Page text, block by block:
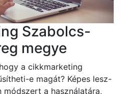
Szabolcs-
megye
a cikkmarketing
e magát? Képes lesz-
a használatára,